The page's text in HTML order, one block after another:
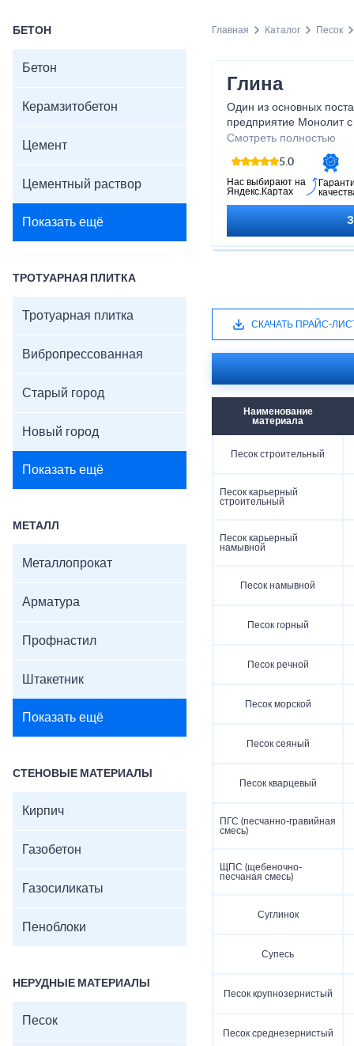
БЕТОН
Бетон
Керамзитобетон
Цемент
Цементный раствор
Показать ещё
ТРОТУАРНАЯ ПЛИТКА
Тротуарная плитка
Вибропрессованная
Старый город
Новый город
Показать ещё
МЕТАЛЛ
Металлопрокат
Арматура
Профнастил
Штакетник
Показать ещё
СТЕНОВЫЕ МАТЕРИАЛЫ
Кирпич
Газобетон
Газосиликаты
Пеноблоки
НЕРУДНЫЕ МАТЕРИАЛЫ
Песок
Главная Каталог Песок
Глина
Один из основных
предприятие Монолит
для частников и
Смотреть полностью
5.0
Нас выбирают на
Яндекс.Картах
СКАЧАТЬ ПРАЙС-
Наименование
материала
Песок строительный
Песок карьерный
строительный
Песок карьерный
намывной
Песок намывной
Песок горный
Песок речной
Песок морской
Песок сеяный
Песок кварцевый
ПГС (песчанно-гравийная
смесь)
ЩПС (щебеночно-
песчаная смесь)
Суглинок
Супесь
Песок крупнозернистый
Песок среднезернистый